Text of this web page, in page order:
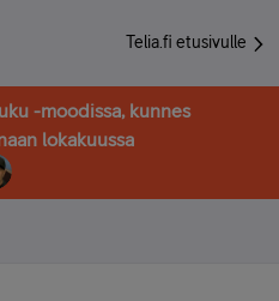
Telia.fi etusivulle
-moodissa, kunnes
lokakuussa